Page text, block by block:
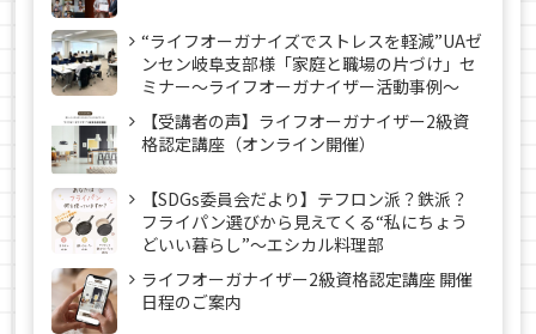
“ライフオーガナイズでストレスを軽減”UAゼ
ンセン岐阜支部様「家庭と職場の片づけ」セ
ミナー～ライフオーガナイザー活動事例〜
【受講者の声】ライフオーガナイザー2級資
格認定講座（オンライン開催）
【SDGs委員会だより】テフロン派？鉄派？
フライパン選びから見えてくる“私にちょう
どいい暮らし”～エシカル料理部
ライフオーガナイザー2級資格認定講座 開催
日程のご案内